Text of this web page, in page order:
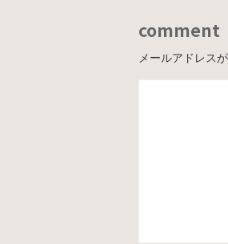
comment
メールアドレス